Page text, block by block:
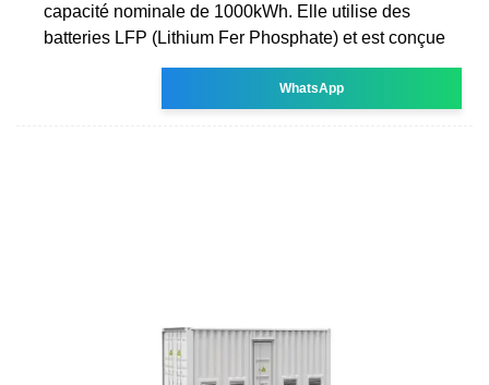
capacité nominale de 1000kWh. Elle utilise des
batteries LFP (Lithium Fer Phosphate) et est conçue
WhatsApp